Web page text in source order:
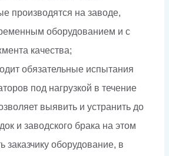
производятся на заводе,
оборудованием и с
качества;
обязательные испытания
под нагрузкой в течение
выявить и устранить до
и заводского брака на этом
заказчику оборудование, в